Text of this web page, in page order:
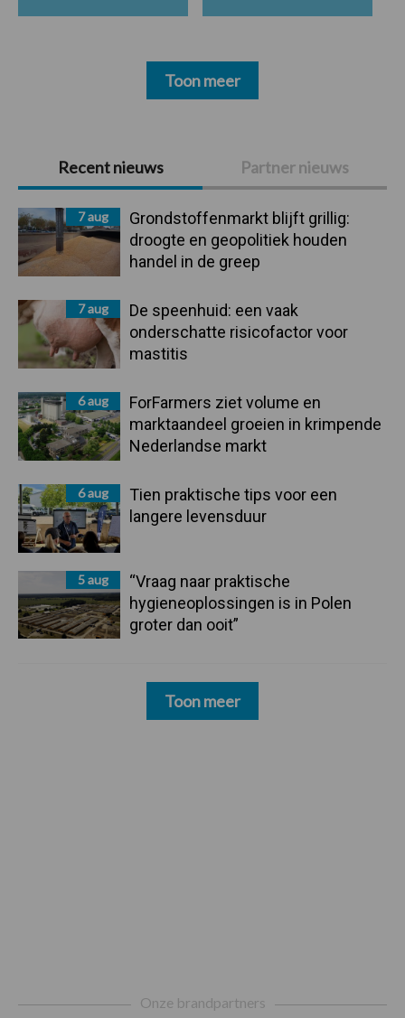
Primaire
Sidebar
Recent nieuws Partner nieuws
7 aug
Grondstoffenmarkt blijft grillig:
droogte en geopolitiek houden
handel in de greep
7 aug
De speenhuid: een vaak
onderschatte risicofactor voor
mastitis
6 aug
ForFarmers ziet volume en
marktaandeel groeien in krimpende
Nederlandse markt
6 aug
Tien praktische tips voor een
langere levensduur
5 aug
“Vraag naar praktische
hygieneoplossingen is in Polen
groter dan ooit”
Toon meer
Toon meer
Onze brandpartners